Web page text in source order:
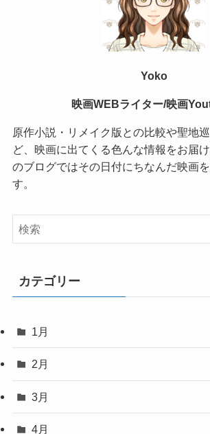
Yoko
映画WEBライター/映画
原作小説・リメイク版との比較や聖地
ど、映画に出てくる色んな情報をお届
のブログではその日付にちなんだ映画
す。
カテゴリー
1月
2月
3月
4月